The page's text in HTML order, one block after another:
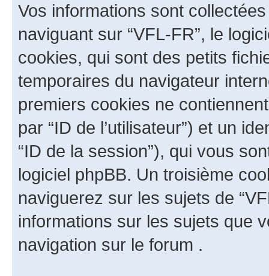
Vos informations sont
naviguant sur “VFL-FR”, le
cookies, qui sont des petits
temporaires du navigateur
premiers cookies ne
par “ID de l’utilisateur”) et un
“ID de la session”), qui vous
logiciel phpBB. Un troisième
naviguerez sur les sujets de
informations sur les sujets que
navigation sur le forum .